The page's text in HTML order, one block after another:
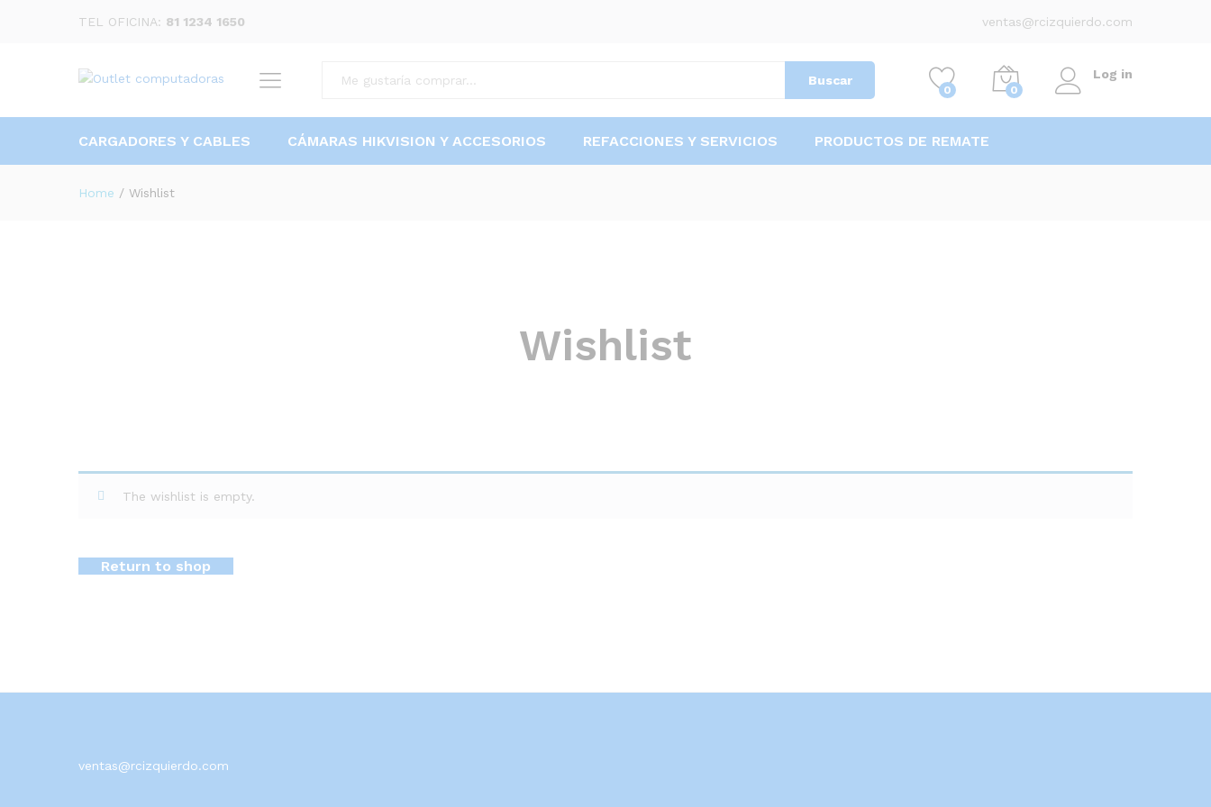
TEL OFICINA: 81 1234 1650 ventas@rcizquierdo.com
Buscar
0 0
Log in
CARGADORES Y CABLES CÁMARAS HIKVISION Y ACCESORIOS REFACCIONES Y SERVICIOS PRODUCTOS DE REMATE
Home / Wishlist
Wishlist
The wishlist is empty.
Return to shop
ventas@rcizquierdo.com